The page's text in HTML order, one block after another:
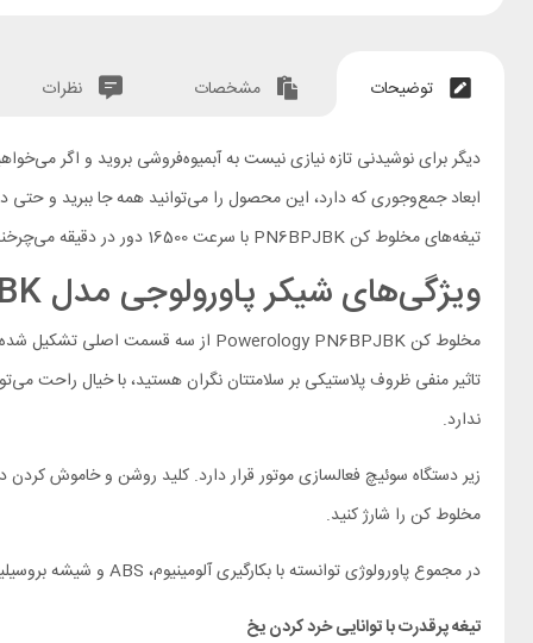
توضیحات مشخصات نظرات
دیگر برای نوشیدنی تازه نیازی نیست به آبمیوه‌فروشی بروید و اگر
تیغه‌های مخلوط کن PN6BPJBK با سرعت 16500 دور در دقیقه می‌چرخند و به خوبی از پس خرد کردن یخ و تهیه انواع نوشیدنی‌ها بر می‌آیند.
ویژگی‌های شیکر پاورولوجی مدل PN6BPJBK گنجایش 0.45 لیتر
تاثیر منفی ظروف پلاستیکی بر سلامتتان نگران هستید، با خیال راحت
ندارد.
زیر دستگاه سوئیچ فعالسازی موتور قرار دارد. کلید روشن و خاموش
مخلوط کن را شارژ کنید.
در مجموع پاورولوژی توانسته با بکارگیری آلومینیوم، ABS و شیشه بروسیلیکات محصولی با کیفیت ساخت بالا طراحی کند که با طراحی مینیمالش، سادگی و زیبایی را در کنار هم آورده است.
تیغه پرقدرت با توانایی خرد کردن یخ